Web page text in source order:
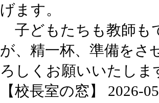
げます。
子どもたちも教師も
が、精一杯、準備をさ
ろしくお願いいたしま
【校長室の窓】 2026-